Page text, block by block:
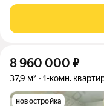
Коммунаров
эпох, переход от
8 960 000 ₽
37,9 м² 1-комн.
новостройка